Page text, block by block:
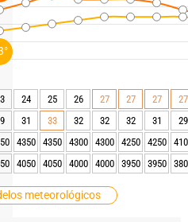
meteorológicos
24 25 26 27 27 27
27
31 33 32 32 32 31
29
4350 4350 4300 4300 4250 4250
4050 4050 4000 4000 3950 3950